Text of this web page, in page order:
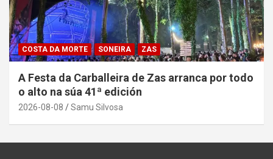
COSTA DA MORTE SONEIRA ZAS
A Festa da Carballeira de Zas arranca por todo
o alto na súa 41ª edición
2026-08-08 Samu Silvosa